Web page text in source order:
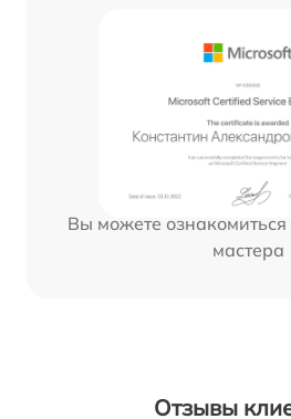
Вы можете
мастера
Отзывы